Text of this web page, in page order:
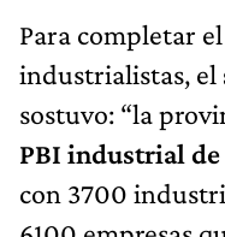
Para completar
industrialistas, el
sostuvo: “la
PBI industrial
con 3700